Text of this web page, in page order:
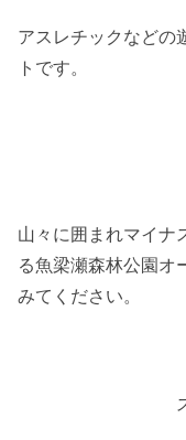
アスレチックなどの
トです。
山々に囲まれマイナ
る魚梁瀬森林公園オ
みてください。